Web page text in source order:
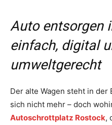
Auto entsorgen
einfach, digital
umweltgerecht
Der alte Wagen steht in
sich nicht mehr – doch
Autoschrottplatz Rostock,